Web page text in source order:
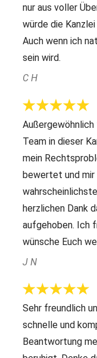
nur aus voller
würde die
Auch wenn ich
sein wird.
C H
Team in dieser
mein
bewertet und
herzlichen Dank
aufgehoben. Ich
wünsche Euch
J N
Sehr freundlich
schnelle und
Beantwortung